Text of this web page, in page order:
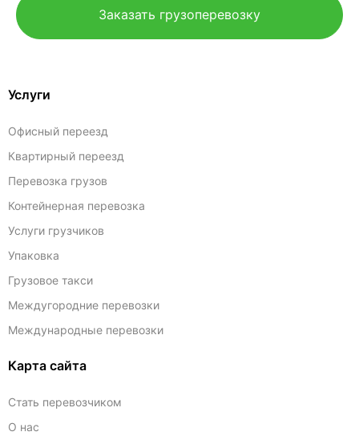
Заказать грузоперевозку
Услуги
Офисный переезд
Квартирный переезд
Перевозка грузов
Контейнерная перевозка
Услуги грузчиков
Упаковка
Грузовое такси
Междугородние перевозки
Международные перевозки
Карта сайта
Стать перевозчиком
О нас